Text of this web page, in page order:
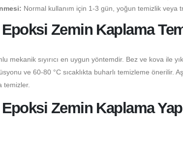
Normal kullanım için 1-3 gün, yoğun temizlik veya
Epoksi Zemin Kaplama
mekanik sıyırıcı en uygun yöntemdir. Bez ve kova ile
ve 60-80 °C sıcaklıkta buharlı temizleme önerilir.
temizler.
Epoksi Zemin Kaplama